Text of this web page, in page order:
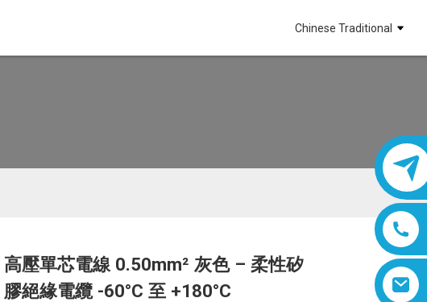
Chinese Traditional
Loading...
Loading... Loading...
Loading...
高壓單芯電線 0.50mm² 灰色 – 柔性矽
膠絕緣電纜 -60°C 至 +180°C